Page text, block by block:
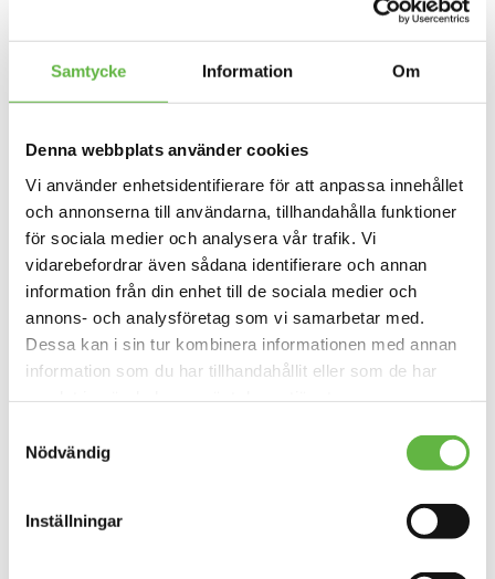
Samtycke Information Om
Denna webbplats använder cookies
Vi använder enhetsidentifierare för att anpassa innehållet
och annonserna till användarna, tillhandahålla funktioner
för sociala medier och analysera vår trafik. Vi
vidarebefordrar även sådana identifierare och annan
information från din enhet till de sociala medier och
annons- och analysföretag som vi samarbetar med.
Dessa kan i sin tur kombinera informationen med annan
information som du har tillhandahållit eller som de har
Nödvändig
Inställningar
Produktdata
Omdömen
Mer information
Relaterade produkter
Prijon, Neoprenlucka till
Excursion och Yukon –
Prijon, låsbygel med